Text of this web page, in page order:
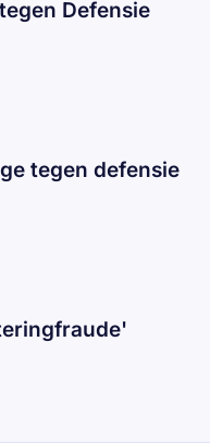
Defensie
tegen defensie